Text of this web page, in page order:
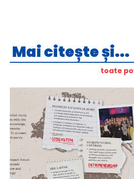
Mai citește și...
toate